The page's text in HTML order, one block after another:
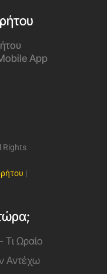
App
Rights
|
Τι Ωραίο
Αντέχω